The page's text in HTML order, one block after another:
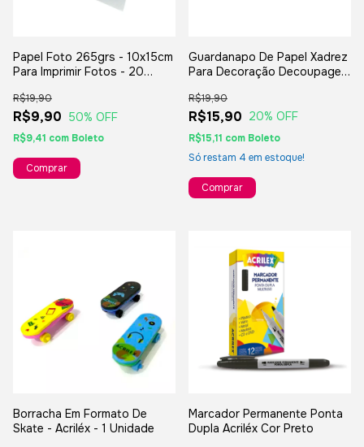
Papel Foto 265grs - 10x15cm
Para Imprimir Fotos - 20
R$9,90
R$19,90
50% OFF
R$9,41 com Boleto
Guardanapo De Papel Xadrez
Para Decoração Decoupage
R$15,90
R$19,90
20% OFF
R$15,11 com Boleto
Só restam 4 em estoque!
Borracha Em Formato De
Skate - Acriléx - 1 Unidade
Marcador Permanente Ponta
Dupla Acriléx Cor Preto